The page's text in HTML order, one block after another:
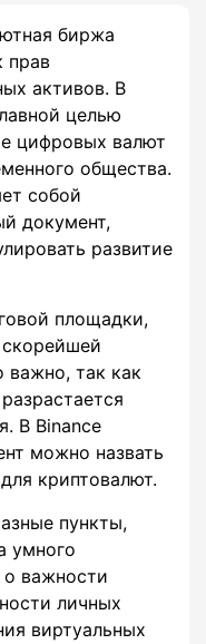
биржа
прав
активов. В
целью
цифровых валют
общества.
собой
документ,
развитие
площадки,
скорейшей
важно, так как
В Binance
можно назвать
криптовалют.
пункты,
умного
о важности
личных
виртуальных